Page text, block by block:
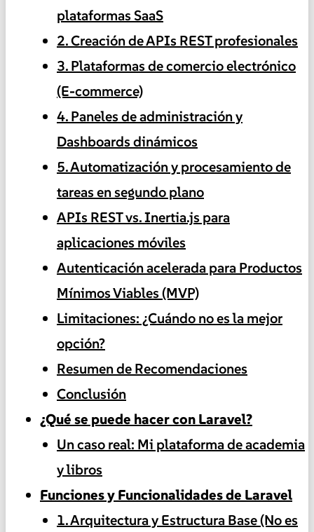
plataformas SaaS
2. Creación de APIs REST profesionales
3. Plataformas de comercio electrónico
(E-commerce)
4. Paneles de administración y
Dashboards dinámicos
5. Automatización y procesamiento de
tareas en segundo plano
APIs REST vs. Inertia.js para
aplicaciones móviles
Autenticación acelerada para Productos
Mínimos Viables (MVP)
Limitaciones: ¿Cuándo no es la mejor
opción?
Resumen de Recomendaciones
Conclusión
¿Qué se puede hacer con Laravel?
Un caso real: Mi plataforma de academia
y libros
Funciones y Funcionalidades de Laravel
1. Arquitectura y Estructura Base (No es